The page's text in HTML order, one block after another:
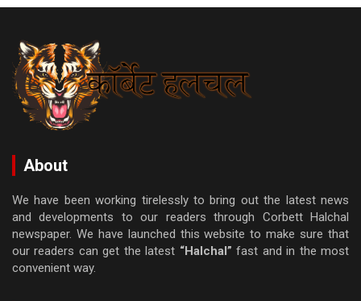
About
We have been working tirelessly to bring out the latest news
and developments to our readers through Corbett Halchal
newspaper. We have launched this website to make sure that
our readers can get the latest “Halchal” fast and in the most
convenient way.